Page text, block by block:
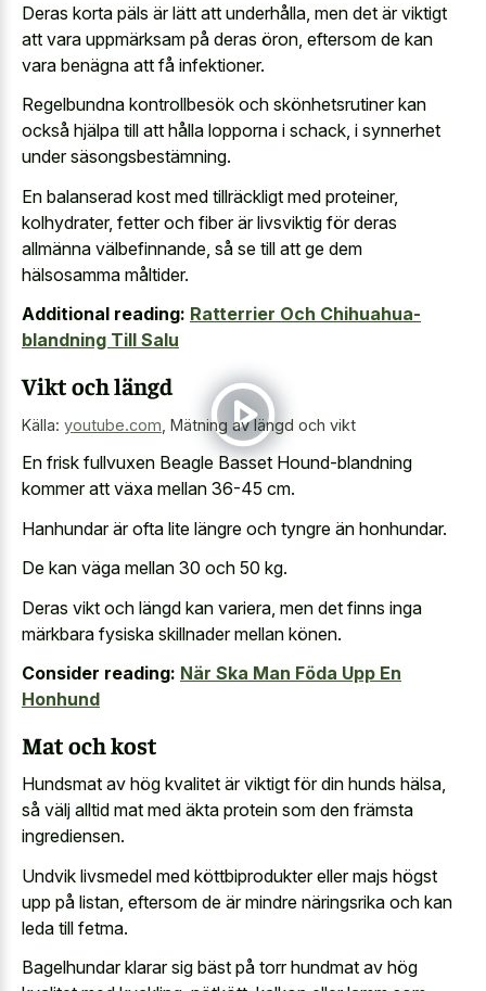
Deras korta päls är lätt att underhålla, men det är viktigt
att vara uppmärksam på deras öron, eftersom de kan
vara benägna att få infektioner.
Regelbundna kontrollbesök och skönhetsrutiner kan
också hjälpa till att hålla lopporna i schack, i synnerhet
under säsongsbestämning.
En balanserad kost med tillräckligt med proteiner,
kolhydrater, fetter och fiber är livsviktig för deras
allmänna välbefinnande, så se till att ge dem
hälsosamma måltider.
Additional reading: Ratterrier Och Chihuahua-
blandning Till Salu
Vikt och längd
Källa: youtube.com Mätning av längd och vikt
En frisk fullvuxen Beagle Basset Hound-blandning
kommer att växa mellan 36-45 cm.
Hanhundar är ofta lite längre och tyngre än honhundar.
De kan väga mellan 30 och 50 kg.
Deras vikt och längd kan variera, men det finns inga
märkbara fysiska skillnader mellan könen.
Consider reading: När Ska Man Föda Upp En
Honhund
Mat och kost
Hundsmat av hög kvalitet är viktigt för din hunds hälsa,
så välj alltid mat med äkta protein som den främsta
ingrediensen.
Undvik livsmedel med köttbiprodukter eller majs högst
upp på listan, eftersom de är mindre näringsrika och kan
leda till fetma.
Bagelhundar klarar sig bäst på torr hundmat av hög